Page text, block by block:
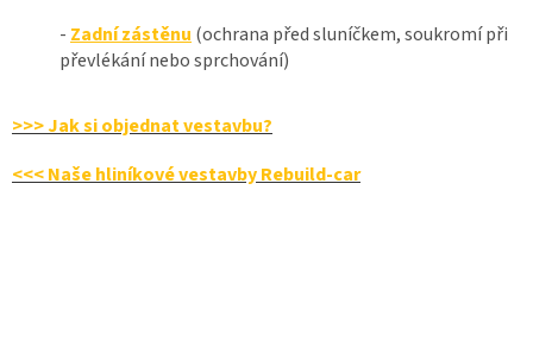
- Zadní zástěnu (ochrana před sluníčkem, soukromí při
převlékání nebo sprchování)
>>> Jak si objednat vestavbu?
<<< Naše hliníkové vestavby Rebuild-car